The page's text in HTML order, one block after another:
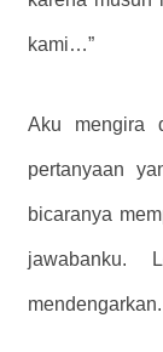
kami…”
Aku mengira
pertanyaan
bicaranya
jawabanku.
mendengarkan.